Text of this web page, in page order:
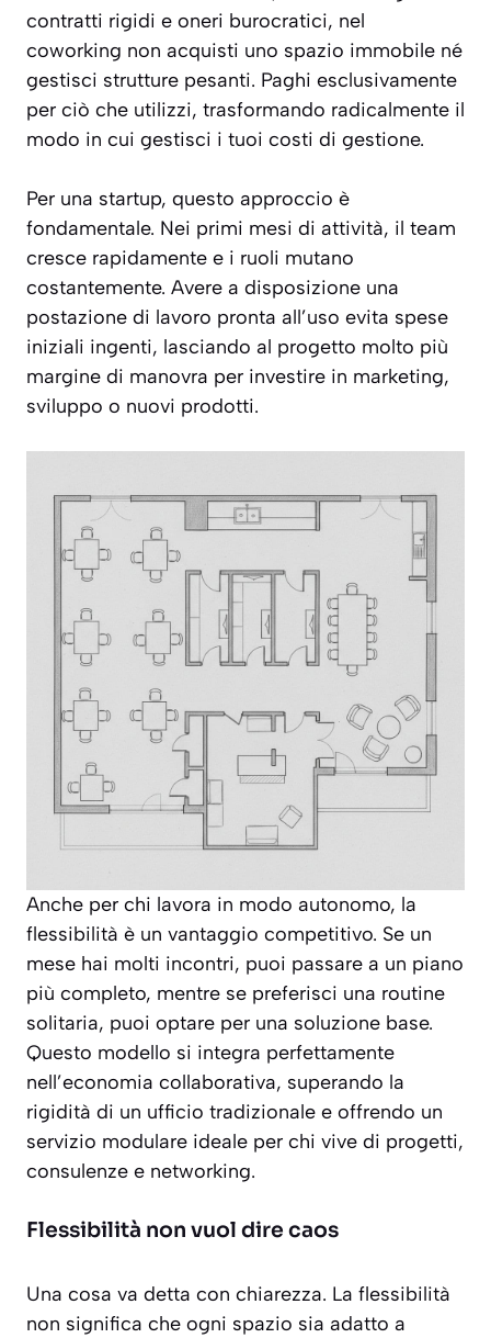
contratti rigidi e oneri burocratici, nel
coworking non acquisti uno spazio immobile né
gestisci strutture pesanti. Paghi esclusivamente
per ciò che utilizzi, trasformando radicalmente il
modo in cui gestisci i tuoi costi di gestione.
Per una startup, questo approccio è
fondamentale. Nei primi mesi di attività, il team
cresce rapidamente e i ruoli mutano
costantemente. Avere a disposizione una
postazione di lavoro pronta all’uso evita spese
iniziali ingenti, lasciando al progetto molto più
margine di manovra per investire in marketing,
sviluppo o nuovi prodotti.
Anche per chi lavora in modo autonomo, la
flessibilità è un vantaggio competitivo. Se un
mese hai molti incontri, puoi passare a un piano
più completo, mentre se preferisci una routine
solitaria, puoi optare per una soluzione base.
Questo modello si integra perfettamente
nell’economia collaborativa, superando la
rigidità di un ufficio tradizionale e offrendo un
servizio modulare ideale per chi vive di progetti,
consulenze e networking.
Flessibilità non vuol dire caos
Una cosa va detta con chiarezza. La flessibilità
non significa che ogni spazio sia adatto a